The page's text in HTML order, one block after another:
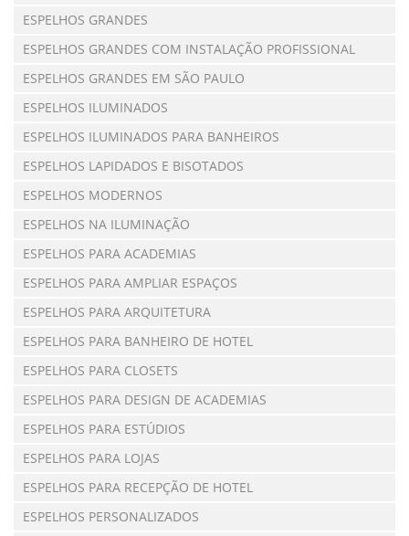
ESPELHOS GRANDES
ESPELHOS GRANDES COM INSTALAÇÃO PROFISSIONAL
ESPELHOS GRANDES EM SÃO PAULO
ESPELHOS ILUMINADOS
ESPELHOS ILUMINADOS PARA BANHEIROS
ESPELHOS LAPIDADOS E BISOTADOS
ESPELHOS MODERNOS
ESPELHOS NA ILUMINAÇÃO
ESPELHOS PARA ACADEMIAS
ESPELHOS PARA AMPLIAR ESPAÇOS
ESPELHOS PARA ARQUITETURA
ESPELHOS PARA BANHEIRO DE HOTEL
ESPELHOS PARA CLOSETS
ESPELHOS PARA DESIGN DE ACADEMIAS
ESPELHOS PARA ESTÚDIOS
ESPELHOS PARA LOJAS
ESPELHOS PARA RECEPÇÃO DE HOTEL
ESPELHOS PERSONALIZADOS